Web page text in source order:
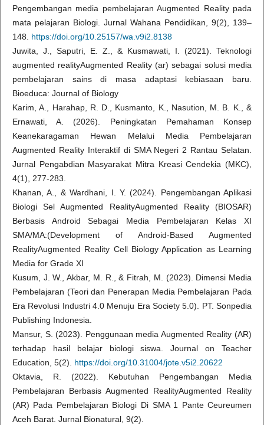
Pengembangan media pembelajaran Augmented Reality pada
mata pelajaran Biologi. Jurnal Wahana Pendidikan, 9(2), 139–
148. https://doi.org/10.25157/wa.v9i2.8138
Juwita, J., Saputri, E. Z., & Kusmawati, I. (2021). Teknologi
augmented realityAugmented Reality (ar) sebagai solusi media
pembelajaran sains di masa adaptasi kebiasaan baru.
Bioeduca: Journal of Biology
Karim, A., Harahap, R. D., Kusmanto, K., Nasution, M. B. K., &
Ernawati, A. (2026). Peningkatan Pemahaman Konsep
Keanekaragaman Hewan Melalui Media Pembelajaran
Augmented Reality Interaktif di SMA Negeri 2 Rantau Selatan.
Jurnal Pengabdian Masyarakat Mitra Kreasi Cendekia (MKC),
4(1), 277-283.
Khanan, A., & Wardhani, I. Y. (2024). Pengembangan Aplikasi
Biologi Sel Augmented RealityAugmented Reality (BIOSAR)
Berbasis Android Sebagai Media Pembelajaran Kelas XI
SMA/MA:(Development of Android-Based Augmented
RealityAugmented Reality Cell Biology Application as Learning
Media for Grade XI
Kusum, J. W., Akbar, M. R., & Fitrah, M. (2023). Dimensi Media
Pembelajaran (Teori dan Penerapan Media Pembelajaran Pada
Era Revolusi Industri 4.0 Menuju Era Society 5.0). PT. Sonpedia
Publishing Indonesia.
Mansur, S. (2023). Penggunaan media Augmented Reality (AR)
terhadap hasil belajar biologi siswa. Journal on Teacher
Education, 5(2). https://doi.org/10.31004/jote.v5i2.20622
Oktavia, R. (2022). Kebutuhan Pengembangan Media
Pembelajaran Berbasis Augmented RealityAugmented Reality
(AR) Pada Pembelajaran Biologi Di SMA 1 Pante Ceureumen
Aceh Barat. Jurnal Bionatural, 9(2).